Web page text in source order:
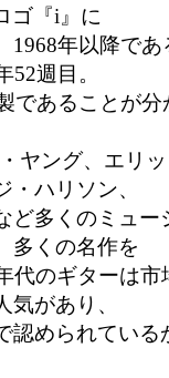
ゴ『i』に
1968年以降で
52週目。
であることが
ヤング、エリ
ハリソン、
ど多くのミュ
多くの名作を
代のギターは
気があり、
認められている